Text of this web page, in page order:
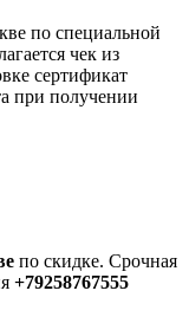
по специальной
чек из
сертификат
при получении
по скидке. Срочная
+79258767555